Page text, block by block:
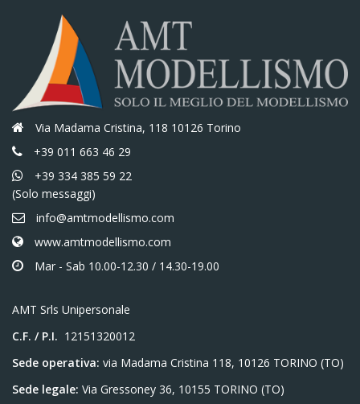
Via Madama Cristina, 118 10126 Torino
+39 011 663 46 29
+39 334 385 59 22
(Solo messaggi)
info@amtmodellismo.com
www.amtmodellismo.com
Mar - Sab 10.00-12.30 / 14.30-19.00
AMT Srls Unipersonale
C.F. / P.I. 12151320012
Sede operativa: via Madama Cristina 118, 10126 TORINO (TO)
Sede legale: Via Gressoney 36, 10155 TORINO (TO)